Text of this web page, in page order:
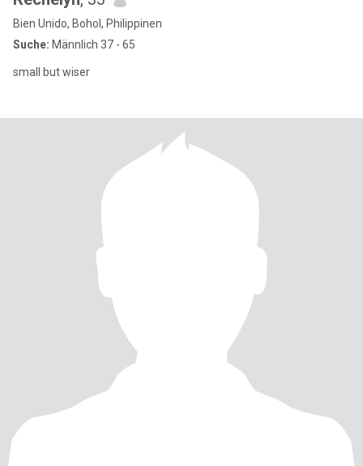
Bien Unido, Bohol, Philippinen
Suche: Männlich 37 - 65
small but wiser